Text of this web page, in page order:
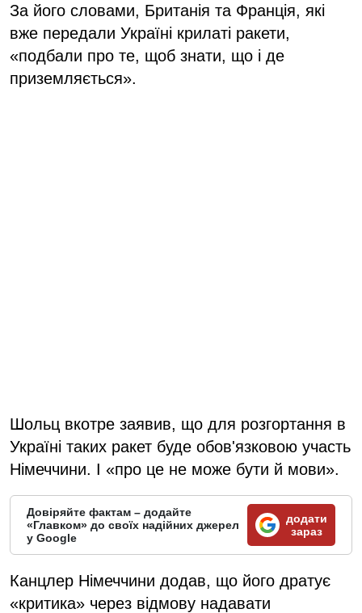
За його словами, Британія та Франція, які
вже передали Україні крилаті ракети,
«подбали про те, щоб знати, що і де
приземляється».
Шольц вкотре заявив, що для розгортання в
Україні таких ракет буде обов'язковою участь
Німеччини. І «про це не може бути й мови».
Довіряйте фактам – додайте
«Главком» до своїх надійних джерел
у Google
додати
зараз
Канцлер Німеччини додав, що його дратує
«критика» через відмову надавати